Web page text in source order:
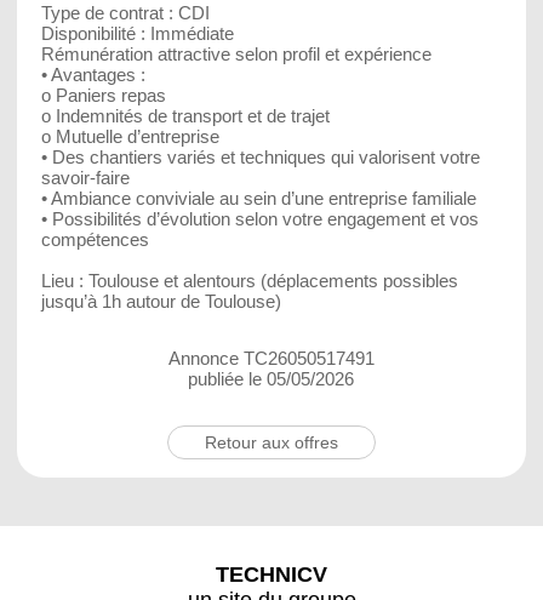
Type de contrat : CDI
Disponibilité : Immédiate
Rémunération attractive selon profil et expérience
• Avantages :
o Paniers repas
o Indemnités de transport et de trajet
o Mutuelle d’entreprise
• Des chantiers variés et techniques qui valorisent votre
savoir-faire
• Ambiance conviviale au sein d’une entreprise familiale
• Possibilités d’évolution selon votre engagement et vos
compétences
Lieu : Toulouse et alentours (déplacements possibles
jusqu’à 1h autour de Toulouse)
Annonce TC26050517491
publiée le 05/05/2026
Retour aux offres
TECHNICV